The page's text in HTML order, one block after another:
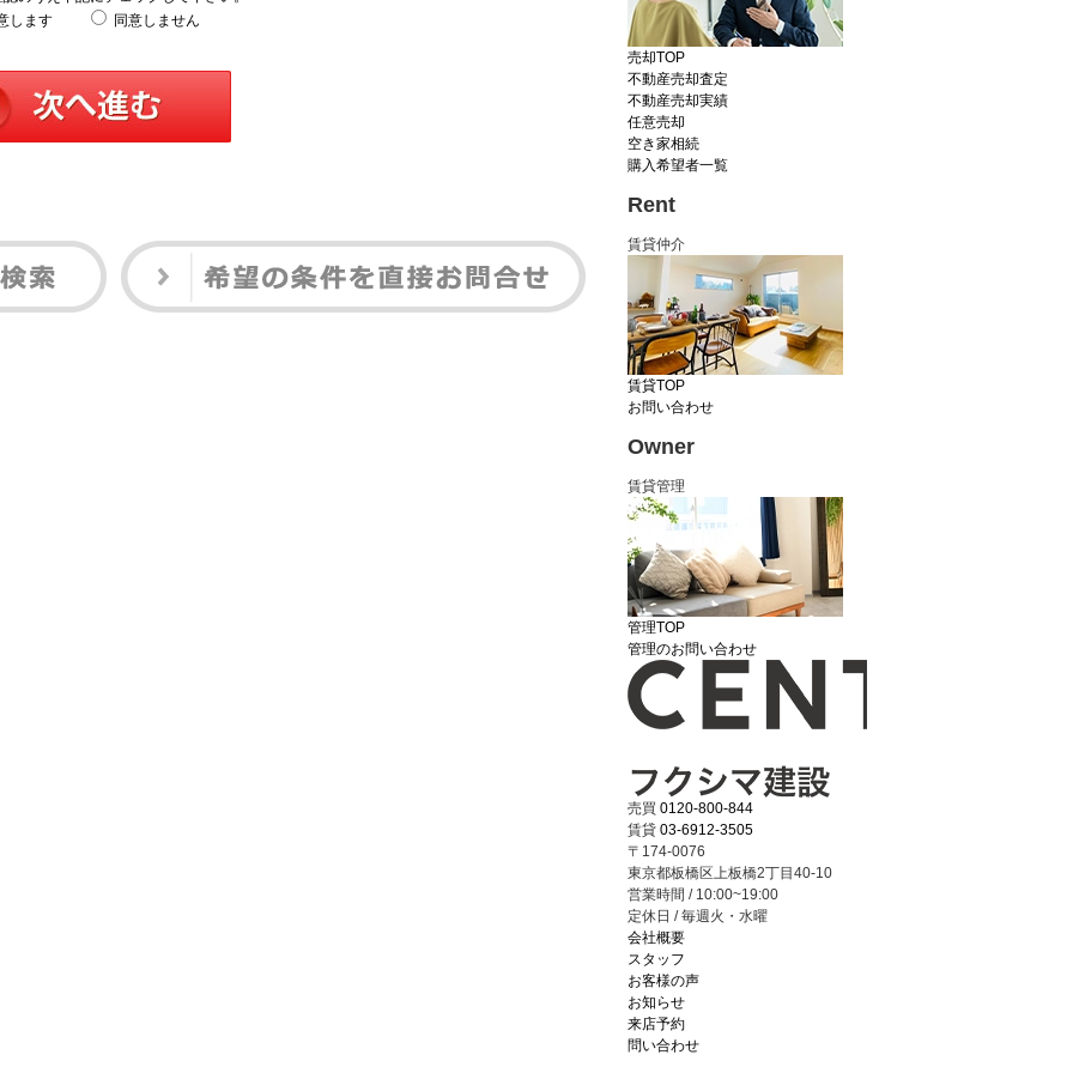
します
同意しません
売却TOP
不動産売却査定
不動産売却実績
任意売却
空き家相続
購入希望者一覧
Rent
賃貸仲介
賃貸TOP
お問い合わせ
Owner
賃貸管理
管理TOP
管理のお問い合わせ
売買 0120-800-844
賃貸 03-6912-3505
〒174-0076
東京都板橋区上板橋2丁目40-10
営業時間 / 10:00~19:00
定休日 / 毎週火・水曜
会社概要
スタッフ
お客様の声
お知らせ
来店予約
問い合わせ